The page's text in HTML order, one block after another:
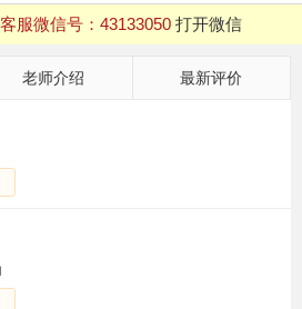
服微信号：43133050 打开微信
，建议用微信、UC等其他浏览器
服微信号：
，建议用微信、UC等其他浏览器
老师介绍 最新评价